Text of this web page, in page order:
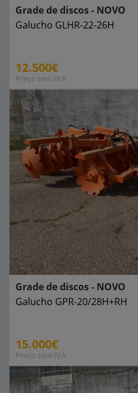
Grade de discos - NOVO
Galucho GLHR-22-26H
12.500€
Preço sem IVA
Grade de discos - NOVO
Galucho GPR-20/28H+RH
15.000€
Preço sem IVA